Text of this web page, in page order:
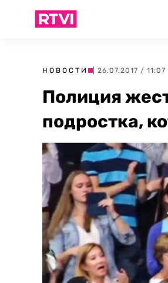
НОВОСТИ | 26.07.2017 / 11:07
Полиция
подростка,